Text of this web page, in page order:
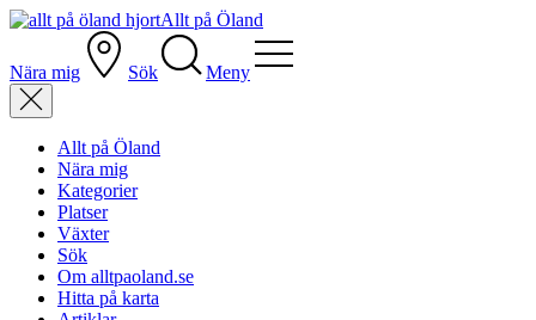
Allt på Öland
Nära mig Sök Meny
Allt på Öland
Nära mig
Kategorier
Platser
Växter
Sök
Om alltpaoland.se
Hitta på karta